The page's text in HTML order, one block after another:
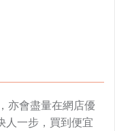
亦會盡量在網店優
人一步，買到便宜